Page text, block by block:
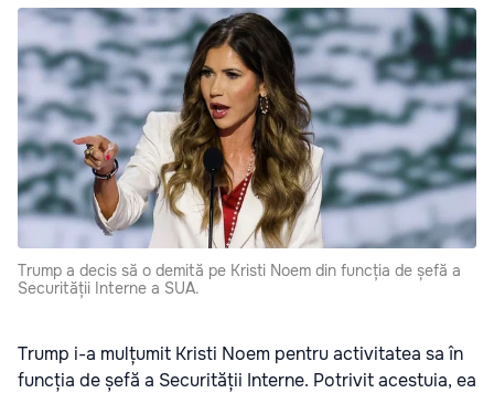
Trump a decis să o demită pe Kristi Noem din funcția de șefă a
Securității Interne a SUA.
Trump i-a mulțumit Kristi Noem pentru activitatea sa în
funcția de șefă a Securității Interne. Potrivit acestuia, ea